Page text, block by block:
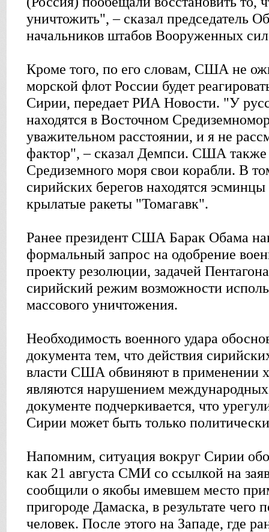
уничтожить", – сказал председатель
начальников штабов Вооруженных
Кроме того, по его словам, США не
морской флот России будет
Сирии, передает РИА Новости. "У
находятся в Восточном
уважительном расстоянии, и я не
фактор", – сказал Демпси. США также
Средиземного моря свои корабли. В
сирийских берегов находятся
крылатые ракеты "Томагавк".
Ранее президент США Барак Обама
формальный запрос на одобрение
проекту резолюции, задачей
сирийский режим возможности
массового уничтожения.
Необходимость военного удара
документа тем, что действия
власти США обвиняют в применении
являются нарушением
документе подчеркивается, что
Сирии может быть только
Напомним, ситуация вокруг Сирии
как 21 августа СМИ со ссылкой на
сообщили о якобы имевшем место
пригороде Дамаска, в результате чего
человек. После этого на Западе, где